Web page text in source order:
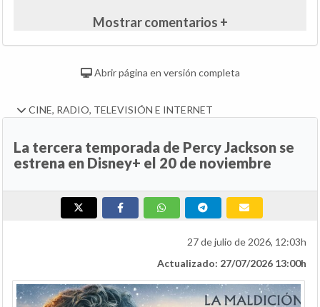
Mostrar comentarios +
Abrir página en versión completa
CINE, RADIO, TELEVISIÓN E INTERNET
La tercera temporada de Percy Jackson se
estrena en Disney+ el 20 de noviembre
27 de julio de 2026, 12:03h
Actualizado: 27/07/2026 13:00h